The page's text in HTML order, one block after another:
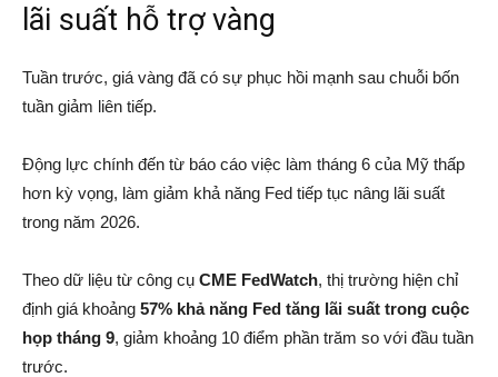
lãi suất hỗ trợ vàng
Tuần trước, giá vàng đã có sự phục hồi mạnh sau chuỗi bốn
tuần giảm liên tiếp.
Động lực chính đến từ báo cáo việc làm tháng 6 của Mỹ thấp
hơn kỳ vọng, làm giảm khả năng Fed tiếp tục nâng lãi suất
trong năm 2026.
Theo dữ liệu từ công cụ CME FedWatch, thị trường hiện chỉ
định giá khoảng 57% khả năng Fed tăng lãi suất trong cuộc
họp tháng 9, giảm khoảng 10 điểm phần trăm so với đầu tuần
trước.